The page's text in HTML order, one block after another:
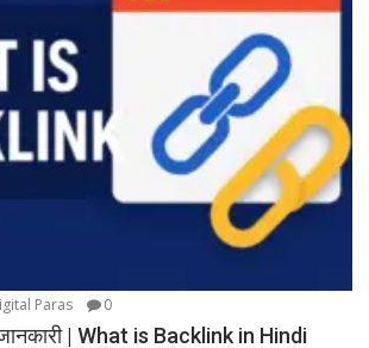
Paras 0
| What is Backlink in Hindi